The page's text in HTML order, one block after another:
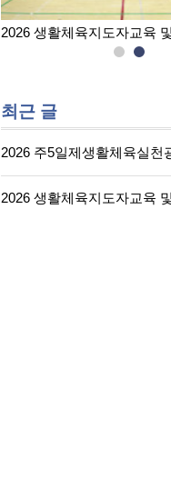
2026 생활체육지도자교육
최근 글
2026 주5일제생활체육실천
2026 생활체육지도자교육